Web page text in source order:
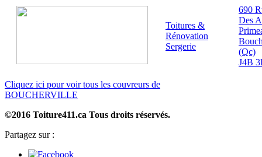
Toitures &
Rénovation
Sergerie
690
Des
(Qc)
J4B
Cliquez ici pour voir tous les couvreurs de
BOUCHERVILLE
©2016 Toiture411.ca Tous droits réservés.
Partagez sur :